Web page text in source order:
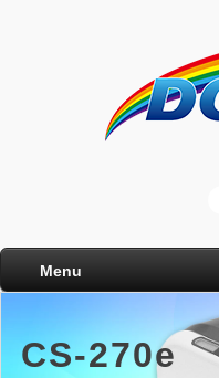
Menu
CS-270e